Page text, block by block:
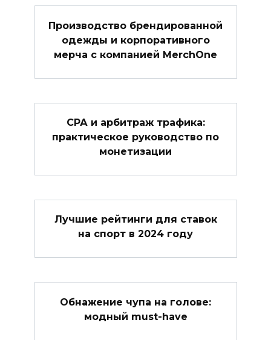
Производство брендированной
одежды и корпоративного
мерча с компанией MerchOne
СРА и арбитраж трафика:
практическое руководство по
монетизации
Лучшие рейтинги для ставок
на спорт в 2024 году
Обнажение чупа на голове:
модный must-have